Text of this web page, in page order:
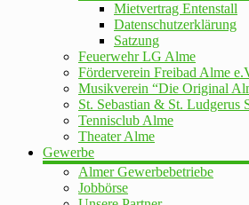
Mietvertrag Entenstall
Datenschutzerklärung
Satzung
Feuerwehr LG Alme
Förderverein Freibad Alme
Musikverein “Die Original
St. Sebastian & St. Ludgerus
Tennisclub Alme
Theater Alme
Gewerbe
Almer Gewerbebetriebe
Jobbörse